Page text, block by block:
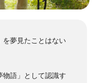
を夢見たことはない
物語」として認識す